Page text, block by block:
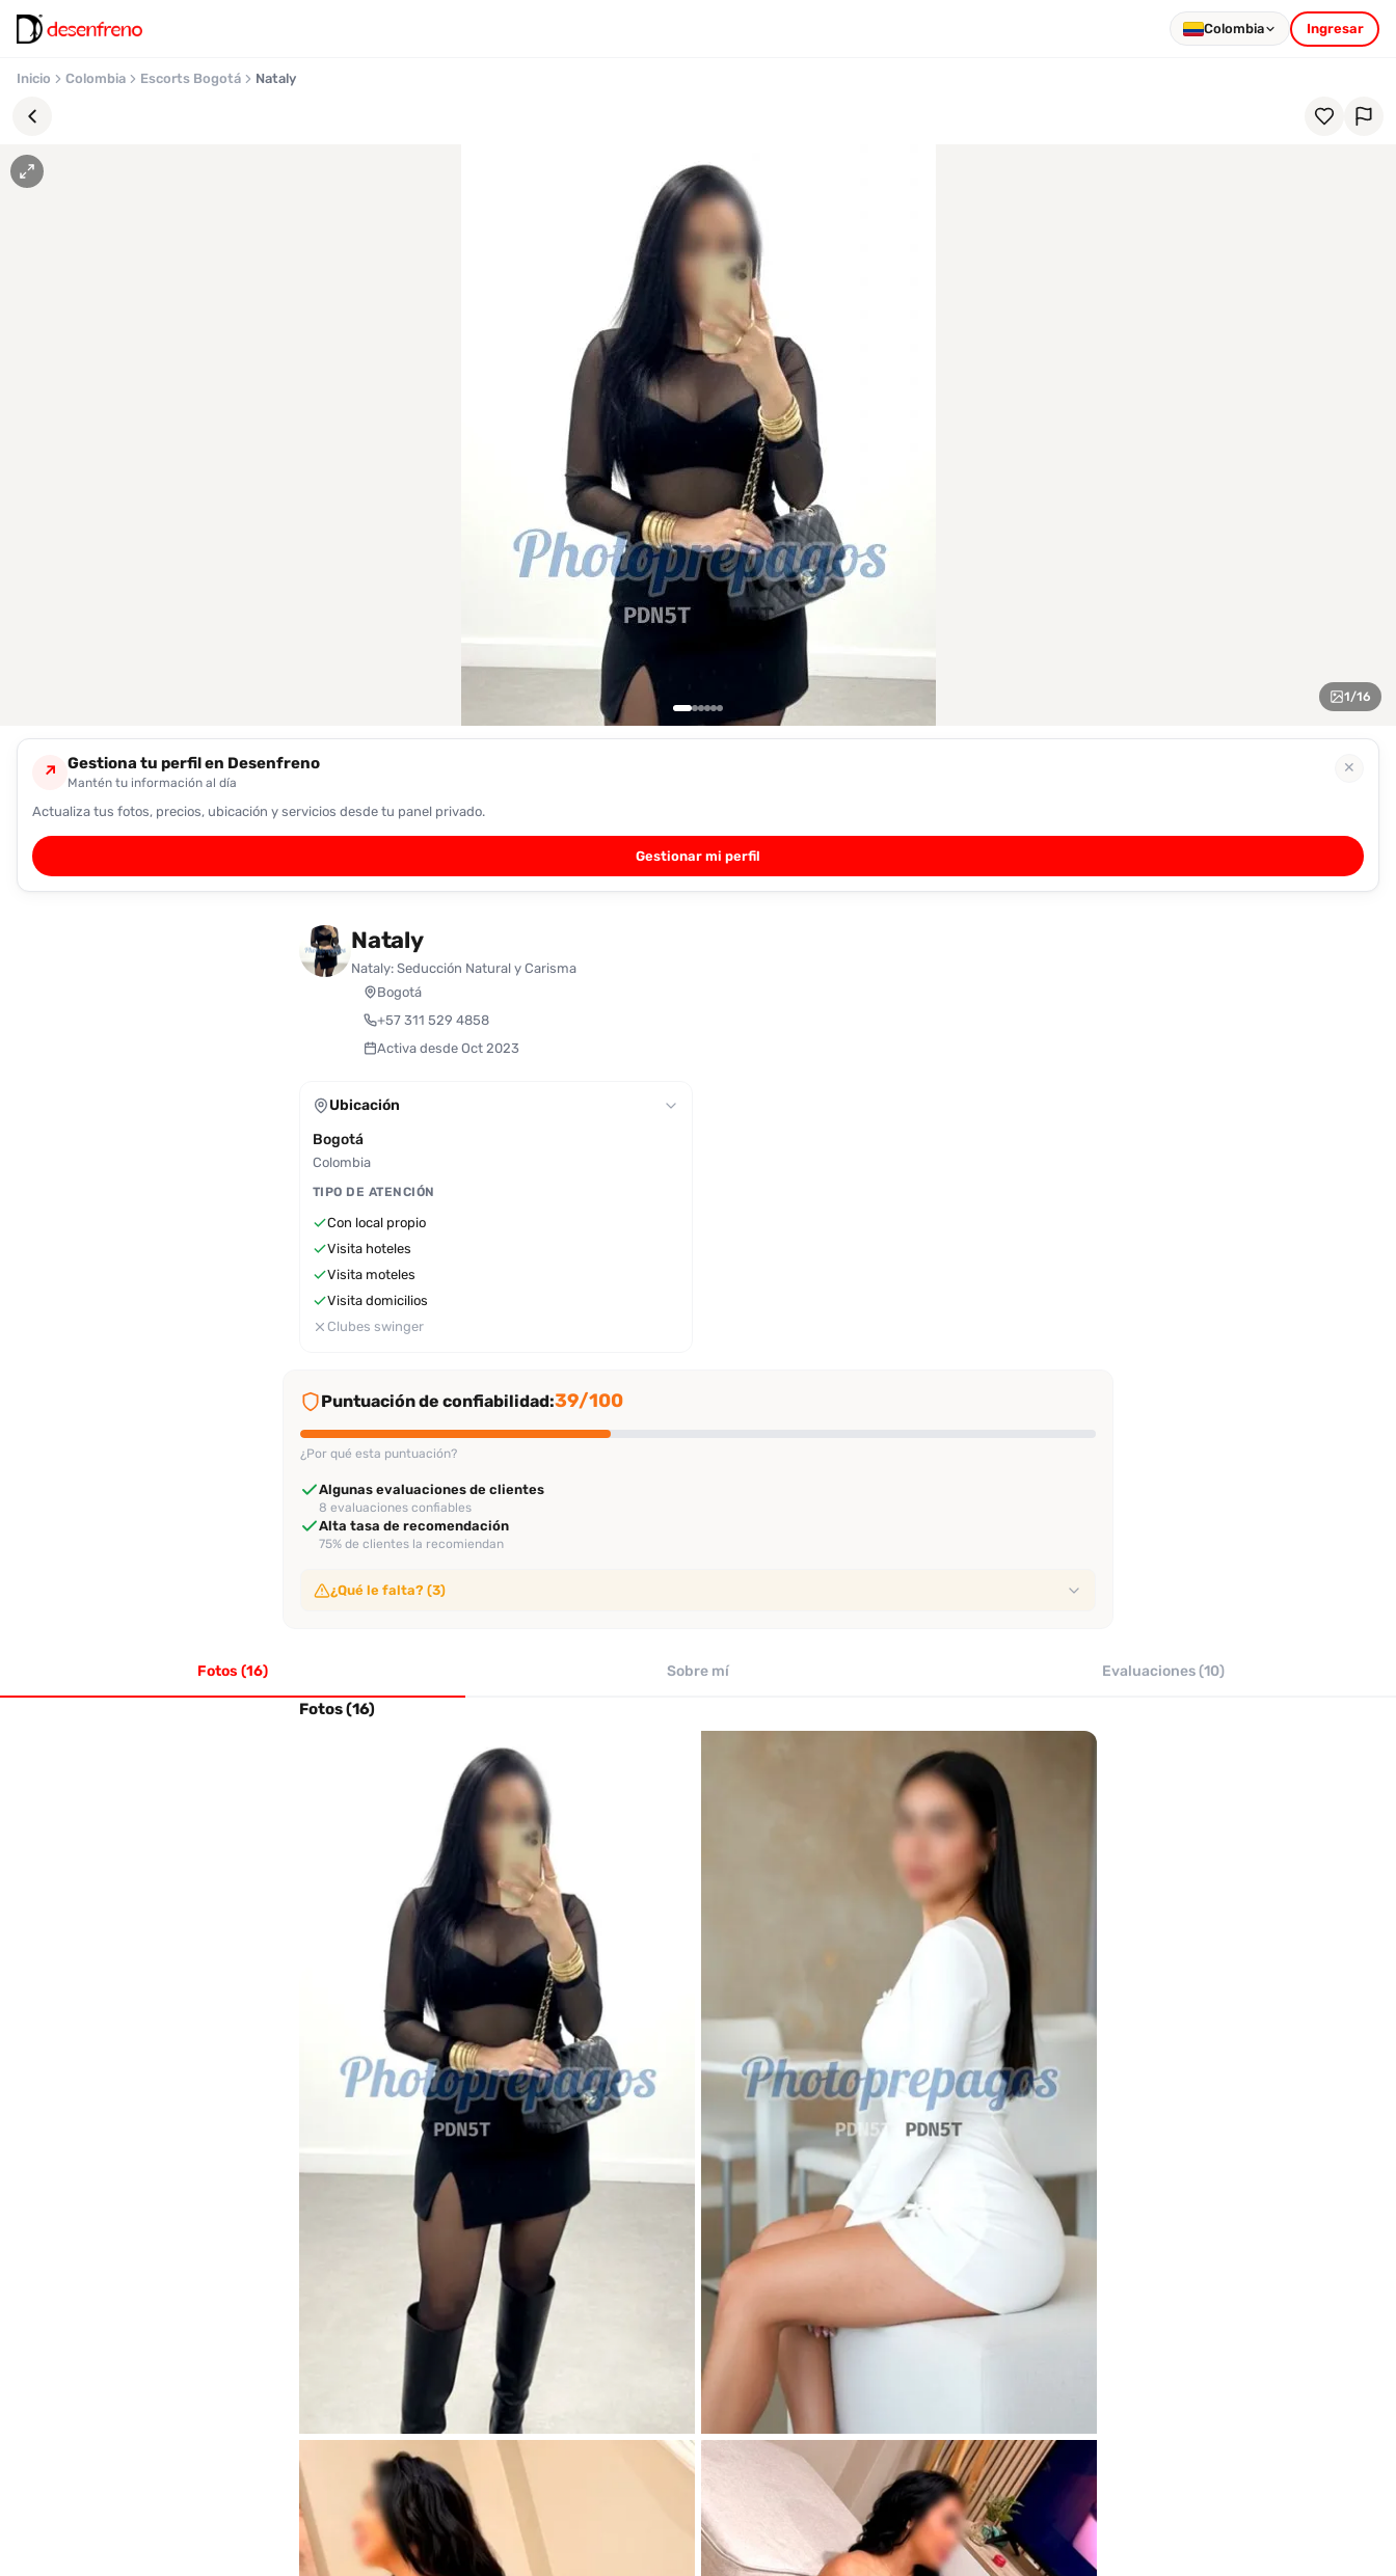
Colombia Ingresar
Inicio Colombia Escorts Bogotá Nataly
1/16
↗ Gestiona tu perfil en Desenfreno
Mantén tu información al día
✕
Actualiza tus fotos, precios, ubicación y servicios desde tu panel privado.
Gestionar mi perfil
Nataly
Nataly: Seducción Natural y Carisma
Bogotá
+57 311 529 4858
Activa desde Oct 2023
Ubicación
Bogotá
Colombia
TIPO DE ATENCIÓN
Con local propio
Visita hoteles
Visita moteles
Visita domicilios
Clubes swinger
Puntuación de confiabilidad:39/100
¿Por qué esta puntuación?
Algunas evaluaciones de clientes
8 evaluaciones confiables
Alta tasa de recomendación
75% de clientes la recomiendan
¿Qué le falta? (3)
Sin evaluación reciente
Fotos (16) Sobre mí Evaluaciones (10)
Fotos (16)